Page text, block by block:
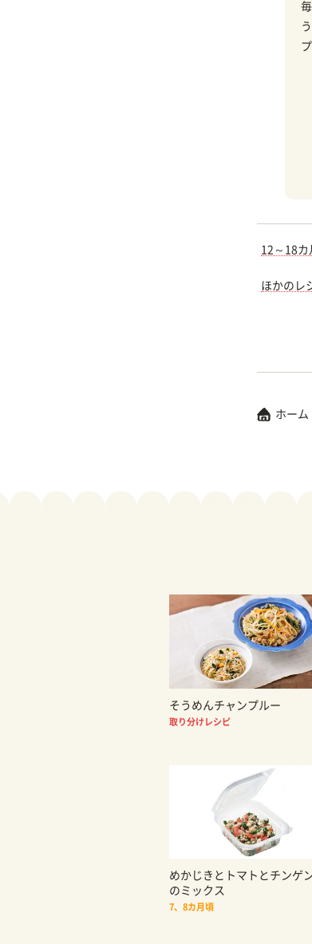
12～18カ
ほかのレ
ホーム
そうめんチャンプルー
取り分けレシピ
めかじきとトマトとチンゲ
のミックス
7、8カ月頃